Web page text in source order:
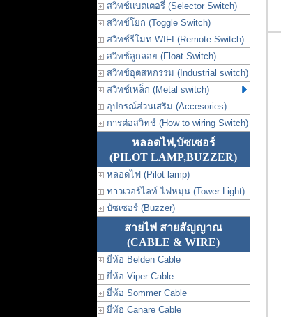
สวิทช์แบตเตอรี่ (Selector Switch)
สวิทช์โยก (Toggle Switch)
สวิทช์รีโมท WIFI (Remote Switch)
สวิทช์ลูกลอย (Float Switch)
สวิทช์อุตสหกรรม (Industrial switch)
สวิทช์เหล็ก (Metal switch)
อุปกรณ์ส่วนเสริม (Accesories)
การต่อสวิทช์ (How to wiring Switch)
หลอดไฟ,บัซเซอร์
(PILOT LAMP,BUZZER)
หลอดไฟ (Pilot lamp)
ทาวเวอร์ไลท์ ไฟหมุน (Tower Light)
บัซเซอร์ (Buzzer)
สายไฟ สายสัญญาณ
(CABLE & WIRE)
ยี่ห้อ Belden Cable
ยี่ห้อ Viper Cable
ยี่ห้อ Sommer Cable
ยี่ห้อ Canare Cable